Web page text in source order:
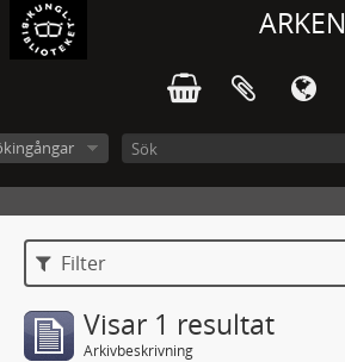
ARKEN
Filter
Visar 1 resultat
Arkivbeskrivning